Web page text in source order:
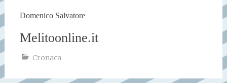
Domenico Salvatore
Melitoonline.it
Cronaca